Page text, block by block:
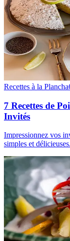
Recettes à la Plancha
7 Recettes de
Invités
Impressionnez vos
simples et